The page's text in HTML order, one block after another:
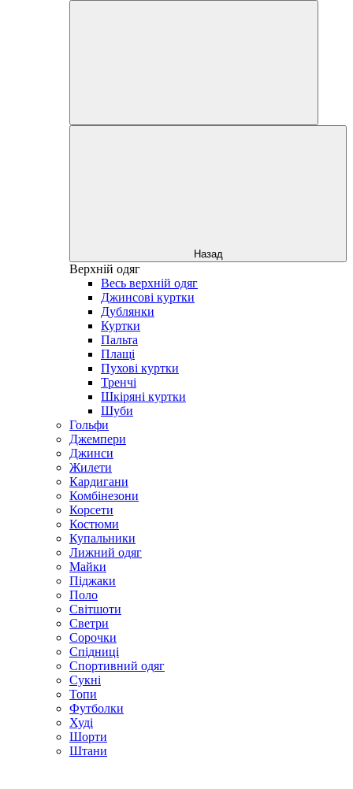
Назад
Верхній одяг
Весь верхній одяг
Джинсові куртки
Дублянки
Куртки
Пальта
Плащі
Пухові куртки
Тренчі
Шкіряні куртки
Шуби
Гольфи
Джемпери
Джинси
Жилети
Кардигани
Комбінезони
Корсети
Костюми
Купальники
Лижний одяг
Майки
Піджаки
Поло
Світшоти
Светри
Сорочки
Спідниці
Спортивний одяг
Сукні
Топи
Футболки
Худі
Шорти
Штани